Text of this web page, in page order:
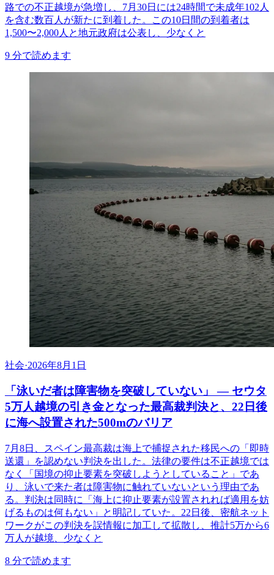
路での不正越境が急増し、7月30日には24時間で未成年102人
を含む数百人が新たに到着した。この10日間の到着者は
1,500〜2,000人と地元政府は公表し、少なくと
9 分で読めます
社会·2026年8月1日
「泳いだ者は障害物を突破していない」 ― セウタ
5万人越境の引き金となった最高裁判決と、22日後
に海へ設置された500mのバリア
7月8日、スペイン最高裁は海上で捕捉された移民への「即時
送還」を認めない判決を出した。法律の要件は不正越境では
なく「国境の抑止要素を突破しようとしていること」であ
り、泳いで来た者は障害物に触れていないという理由であ
る。判決は同時に「海上に抑止要素が設置されれば適用を妨
げるものは何もない」と明記していた。22日後、密航ネット
ワークがこの判決を誤情報に加工して拡散し、推計5万から6
万人が越境、少なくと
8 分で読めます